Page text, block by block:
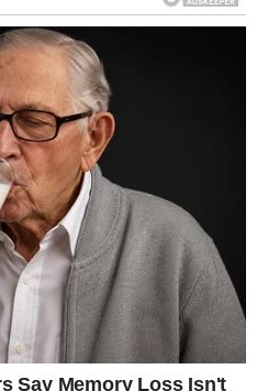
vraća se u vaš život, ali
nego ranije. Pred vama je
i osjećaj mira.
vrate vjeru u ljude. Neko
je trag koji ste dugo
ulazi u vaš život i pokazuje
ste izgubili kroz
kroz iskren odnos koji